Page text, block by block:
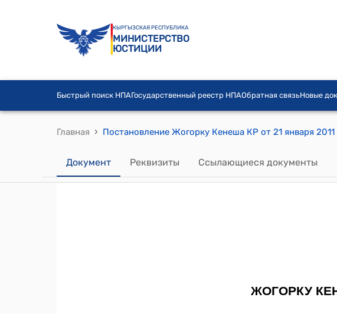
КЫРГЫЗСКАЯ РЕСПУБЛИКА
МИНИСТЕРСТВО
ЮСТИЦИИ
Быстрый поиск НПАГосударственный реестр НПАОбратная связьНовые
Главная ›
Документ Реквизиты Ссылающиеся документы